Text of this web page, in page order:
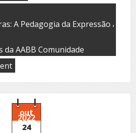
A Pedagogia da Expressão ,
AABB Comunidade
on
noite
inesquecível
em
Manhuaçu!
out
2022
24